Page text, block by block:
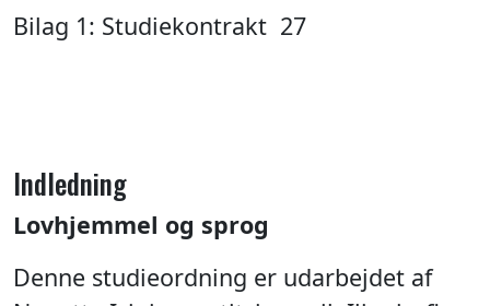
Bilag 1: Studiekontrakt 27
Indledning
Lovhjemmel og sprog
Denne studieordning er udarbejdet af